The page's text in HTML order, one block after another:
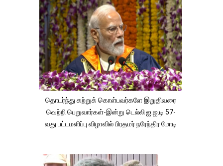
தொடர்ந்து கற்றுக் கொள்பவர்களே இறுதிவரை
வெற்றி பெறுவார்கள்-இன்று டெல்லி ஐ.ஐ.டி 57-
வது பட்டமளிப்பு விழாவில் பிரதமர் நரேந்திர மோடி